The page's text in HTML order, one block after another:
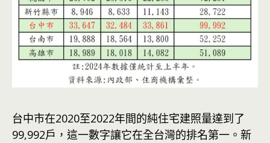
台中市在2020至2022年間的純住宅建照量達到了
99,992戶，這一數字讓它在全台灣的排名第一。新